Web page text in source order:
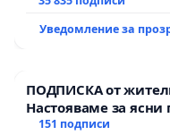
заседание от
протест срещу
ЕИСС, като приема
Уведомление за
ПОДПИСКА от
Настояваме за ясни
АД и от държавата,
151 подписи